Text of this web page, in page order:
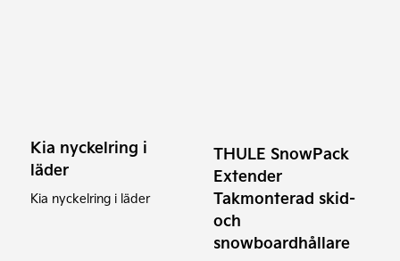
Kia nyckelring i
läder
Kia nyckelring i läder
THULE SnowPack
Extender
Takmonterad skid-
och
snowboardhållare